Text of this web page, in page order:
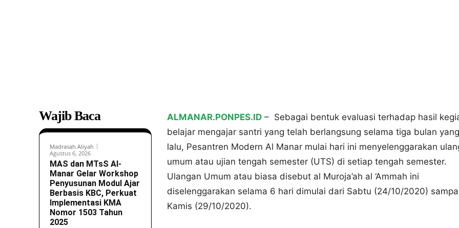
Wajib Baca
Madrasah Aliyah
Agustus 6, 2026
MAS dan MTsS Al-
Manar Gelar Workshop
Penyusunan Modul Ajar
Berbasis KBC, Perkuat
Implementasi KMA
Nomor 1503 Tahun
2025
ALMANAR.PONPES.ID – Sebagai bentuk evaluasi terhadap hasil
belajar mengajar santri yang telah berlangsung selama tiga bulan yang
lalu, Pesantren Modern Al Manar mulai hari ini menyelenggarakan
umum atau ujian tengah semester (UTS) di setiap tengah semester.
Ulangan Umum atau biasa disebut al Muroja’ah al ‘Ammah ini
diselenggarakan selama 6 hari dimulai dari Sabtu (24/10/2020)
Kamis (29/10/2020).